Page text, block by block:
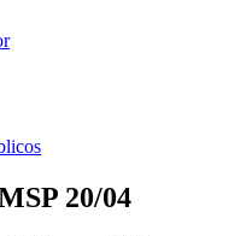
20/04